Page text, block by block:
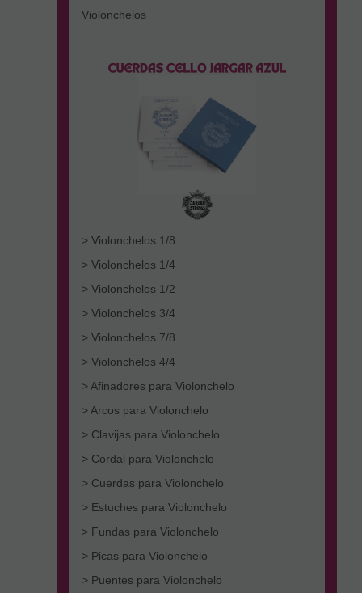
Violonchelos
> Violonchelos 1/8
> Violonchelos 1/4
> Violonchelos 1/2
> Violonchelos 3/4
> Violonchelos 7/8
> Violonchelos 4/4
> Afinadores para Violonchelo
> Arcos para Violonchelo
> Clavijas para Violonchelo
> Cordal para Violonchelo
> Cuerdas para Violonchelo
> Estuches para Violonchelo
> Fundas para Violonchelo
> Picas para Violonchelo
> Puentes para Violonchelo